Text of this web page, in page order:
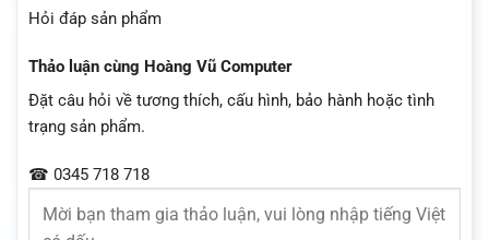
Hỏi đáp sản phẩm
Thảo luận cùng Hoàng Vũ Computer
Đặt câu hỏi về tương thích, cấu hình, bảo hành hoặc tình
trạng sản phẩm.
☎ 0345 718 718